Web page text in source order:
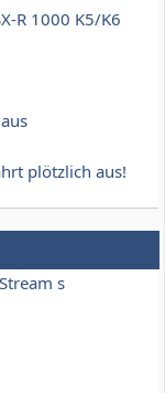
R 1000 K5/K6
plötzlich aus!
s